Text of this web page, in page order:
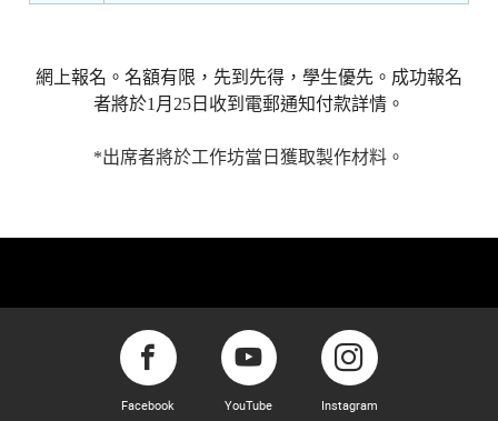
網上報名。名額有限，先到先得，學生優先。成功報名
者將於1 月 25 日收到電郵通知付款詳情。
*出席者將於工作坊當日獲取製作材料。
Facebook YouTube Instagram